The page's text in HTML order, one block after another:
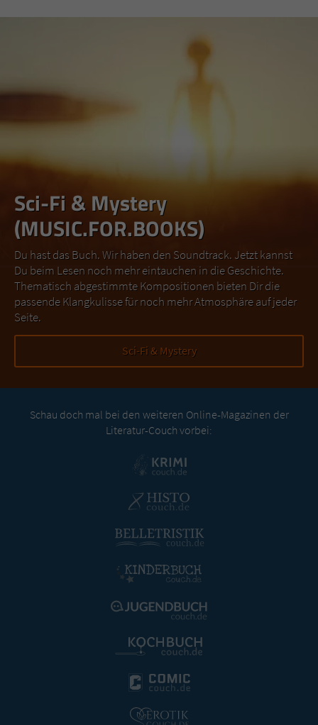
Sci-Fi & Mystery
(MUSIC.FOR.BOOKS)
Du hast das Buch. Wir haben den Soundtrack. Jetzt kannst
Du beim Lesen noch mehr eintauchen in die Geschichte.
Thematisch abgestimmte Kompositionen bieten Dir die
passende Klangkulisse für noch mehr Atmosphäre auf jeder
Seite.
Sci-Fi & Mystery
Schau doch mal bei den weiteren Online-Magazinen der
Literatur-Couch vorbei: